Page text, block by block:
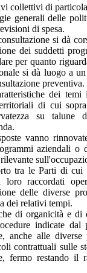
collettivi di
generali delle
di spesa.
si dà
dei suddetti
per quanto
si dà luogo a un
preventiva.
dei
di cui
su talune
vanno
aziendali
tra le Parti di cui
loro raccordati
delle diverse
dei relativi tempi.
di organicità e di
indicate dal
anche alle diverse
contrattuali sulle
fermo restando il